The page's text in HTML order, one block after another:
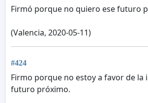
Firmó porque no quiero ese futuro
(Valencia, 2020-05-11)
#424
Firmo porque no estoy a favor de la
futuro próximo.